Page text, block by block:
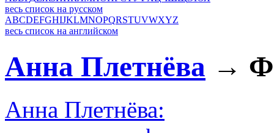
весь список на русском
ABCDEFGHIJKLMNOPQRSTUVWXYZ
весь список на английском
Анна Плетнёва →
Анна Плетнёва: